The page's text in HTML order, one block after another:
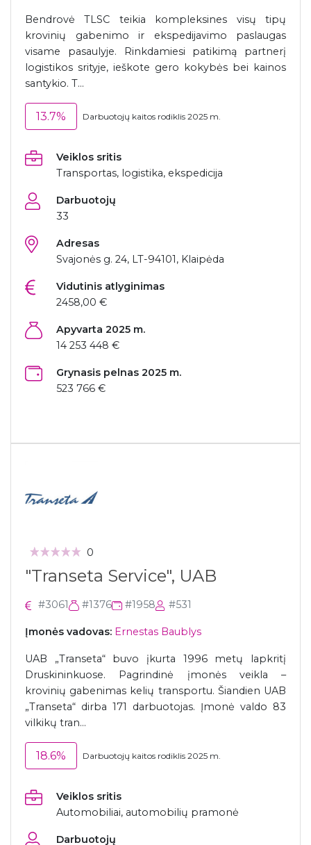
Bendrovė TLSC teikia kompleksines visų tipų
krovinių gabenimo ir ekspedijavimo paslaugas
visame pasaulyje. Rinkdamiesi patikimą partnerį
logistikos srityje, ieškote gero kokybės bei kainos
santykio. T...
13.7% Darbuotojų kaitos rodiklis 2025 m.
Veiklos sritis
Transportas, logistika, ekspedicija
Darbuotojų
33
Adresas
Svajonės g. 24, LT-94101, Klaipėda
Vidutinis atlyginimas
2458,00 €
Apyvarta 2025 m.
14 253 448 €
Grynasis pelnas 2025 m.
523 766 €
0
"Transeta Service", UAB
#3061 #1376 #1958 #531
Įmonės vadovas: Ernestas Baublys
UAB „Transeta“ buvo įkurta 1996 metų lapkritį
Druskininkuose. Pagrindinė įmonės veikla –
krovinių gabenimas kelių transportu. Šiandien UAB
„Transeta“ dirba 171 darbuotojas. Įmonė valdo 83
vilkikų tran...
18.6% Darbuotojų kaitos rodiklis 2025 m.
Veiklos sritis
Automobiliai, automobilių pramonė
Darbuotojų